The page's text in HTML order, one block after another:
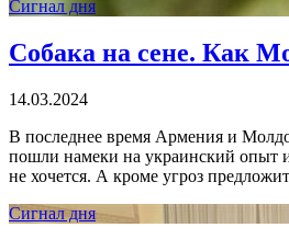
Сигнал дня
Собака на сене. Как
14.03.2024
В последнее время Армения и
пошли намеки на украинский опыт и
не хочется. А кроме угроз
Сигнал дня